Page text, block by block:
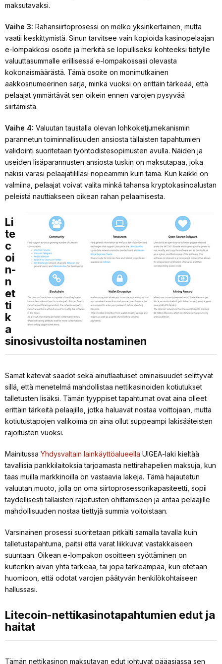
maksutavaksi.
Vaihe 3: Rahansiirtoprosessi on melko yksinkertainen, mutta
vaatii keskittymistä. Sinun tarvitsee vain kopioida kasinopelaajan
e-lompakkosi osoite ja merkitä se lopulliseksi kohteeksi tietylle
valuuttasummalle erillisessä e-lompakossasi olevasta
kokonaismäärästä. Tämä osoite on monimutkainen
aakkosnumeerinen sarja, minkä vuoksi on erittäin tärkeää, että
pelaajat ymmärtävät sen oikein ennen varojen pysyvää
siirtämistä.
Vaihe 4: Valuutan taustalla olevan lohkoketjumekanismin
parannetun toiminnallisuuden ansiosta tällaisten tapahtumien
validointi suoritetaan työntodistesopimusten avulla. Näiden ja
useiden lisäparannusten ansiosta tuskin on maksutapaa, joka
näkisi varasi pelaajatililläsi nopeammin kuin tämä. Kun kaikki on
valmiina, pelaajat voivat valita minkä tahansa kryptokasinoalustan
peleistä nauttiakseen oikean rahan pelaamisesta.
Li
te
c
oi
n-
n
et
ti
k
a
sinosivustoilta nostaminen
Samat kätevät säädöt sekä ainutlaatuiset ominaisuudet selittyvät
sillä, että menetelmä mahdollistaa nettikasinoiden kotiutukset
talletusten lisäksi. Tämän tyyppiset tapahtumat ovat aina olleet
erittäin tärkeitä pelaajille, jotka haluavat nostaa voittojaan, mutta
kotiutustapojen valikoima on aina ollut suppeampi lakisääteisten
rajoitusten vuoksi.
Mainitussa Yhdysvaltain lainkäyttöalueella UIGEA-laki kieltää
tavallisia pankkilaitoksia tarjoamasta nettirahapelien maksuja, kun
taas muilla markkinoilla on vastaavia lakeja. Tämä hajautetun
valuutan muoto, jolla on oma siirtoprosessorikapasiteetti, sopii
täydellisesti tällaisten rajoitusten ohittamiseen ja antaa pelaajille
mahdollisuuden nostaa tiettyjä summia voitoistaan.
Varsinainen prosessi suoritetaan pitkälti samalla tavalla kuin
talletustapahtuma, paitsi että varat liikkuvat vastakkaiseen
suuntaan. Oikean e-lompakon osoitteen syöttäminen on
kuitenkin aivan yhtä tärkeää, tai jopa tärkeämpää, kun otetaan
huomioon, että odotat varojen päätyvän henkilökohtaiseen
hallussasi.
Litecoin-nettikasinotapahtumien edut ja
haitat
Tämän nettikasinon maksutavan edut johtuvat pääasiassa sen